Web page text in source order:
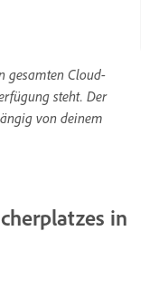
gesamten Cloud-
steht. Der
von deinem
in